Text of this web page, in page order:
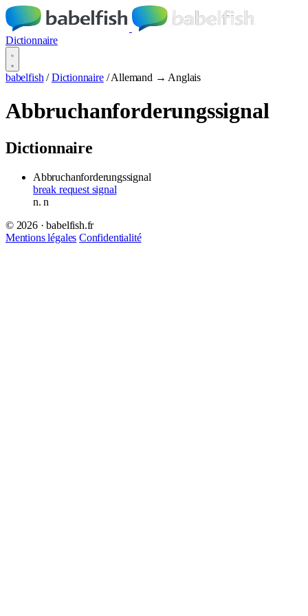
Dictionnaire
babelfish / Dictionnaire / Allemand → Anglais
Abbruchanforderungssignal
Dictionnaire
Abbruchanforderungssignal
break request signal
n.n
© 2026 · babelfish.fr
Mentions légales Confidentialité